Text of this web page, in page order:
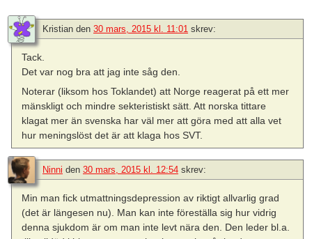
Kristian den 30 mars, 2015 kl. 11:01 skrev:
Tack.
Det var nog bra att jag inte såg den.
Noterar (liksom hos Toklandet) att Norge reagerat på ett mer
mänskligt och mindre sekteristiskt sätt. Att norska tittare
klagat mer än svenska har väl mer att göra med att alla vet
hur meningslöst det är att klaga hos SVT.
Ninni den 30 mars, 2015 kl. 12:54 skrev:
Min man fick utmattningsdepression av riktigt allvarlig grad
(det är längesen nu). Man kan inte föreställa sig hur vidrig
denna sjukdom är om man inte levt nära den. Den leder bl.a.